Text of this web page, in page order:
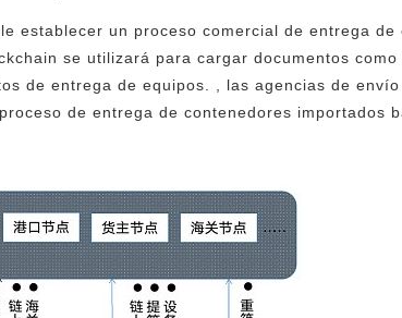
establecer un proceso comercial de entrega
se utilizará para cargar documentos
de entrega de equipos. , las agencias de
de entrega de contenedores importados